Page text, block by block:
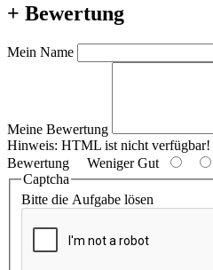
+ Bewertung
Mein Name
Meine Bewertung
Hinweis: HTML ist nicht verfügbar!
Bewertung Weniger Gut
Captcha
Bitte die Aufgabe lösen